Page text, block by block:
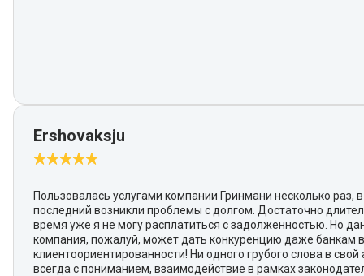
Ershovaksju
Пользовалась услугами компании Гринмани несколько раз, в
последний возникли проблемы с долгом. Достаточно
время уже я не могу расплатиться с задолженностью. Но
компания, пожалуй, может дать конкуренцию даже банкам в
клиентоориентированности! Ни одного грубого слова в свой
всегда с пониманием, взаимодействие в рамках